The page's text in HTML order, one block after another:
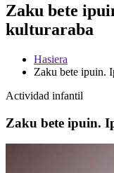
Zaku bete
kulturaraba
Hasiera
Zaku bete ipuin.
Actividad infantil
Zaku bete ipuin.